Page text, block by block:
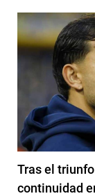
Tras el
continuidad